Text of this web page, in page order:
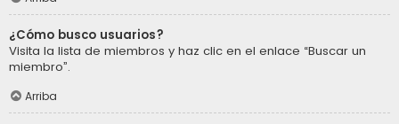
¿Cómo busco usuarios?
Visita la lista de miembros y haz clic en el enlace “Buscar un
miembro”.
Arriba